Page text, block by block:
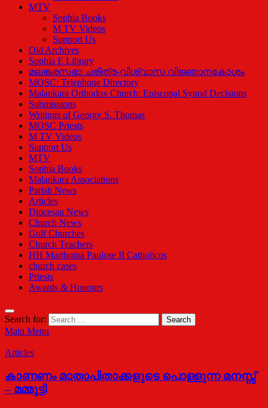
MTV
Sophia Books
M TV Videos
Support Us
Old Archives
Sophia E Library
മലങ്കരസഭാ ചരിത്ര-വിശ്വാസ വിജ്ഞാനകോശം
MOSC: Telephone Directory
Malankara Orthodox Church: Episcopal Synod Decisions
Submissions
Writings of Georgy S. Thomas
MOSC Priests
M TV Videos
Support Us
MTV
Sophia Books
Malankara Associations
Parish News
Articles
Diocesan News
Church News
Gulf Churches
Church Teachers
HH Marthoma Paulose II Catholicos
church cases
Priests
Awards & Honours
Search for:
Main Menu
Articles
കാണണം മാതാപിതാക്കളുടെ പൊള്ളുന്ന മനസ്സ്
– മമ്മൂട്ടി